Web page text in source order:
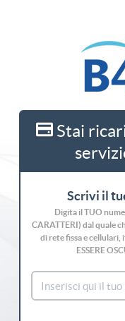
Stai
Scrivi il
Digita il TUO
CARATTERI) dal quale
di rete fissa e cellulari,
ESSERE